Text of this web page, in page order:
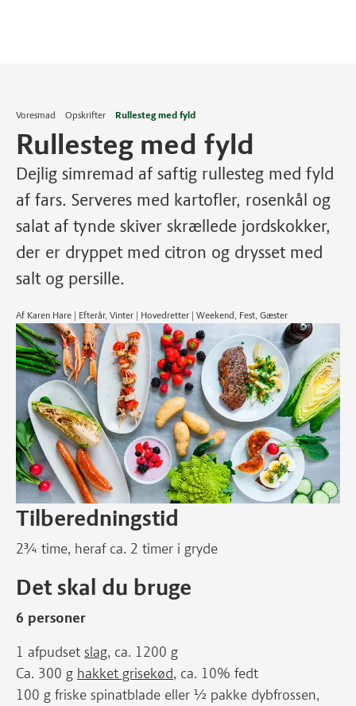
Voresmad Opskrifter Rullesteg med fyld
Rullesteg med fyld
Dejlig simremad af saftig rullesteg med fyld
af fars. Serveres med kartofler, rosenkål og
salat af tynde skiver skrællede jordskokker,
der er dryppet med citron og drysset med
salt og persille.
Af Karen Hare | Efterår, Vinter | Hovedretter | Weekend, Fest, Gæster
Tilberedningstid
2¾ time, heraf ca. 2 timer i gryde
Det skal du bruge
6 personer
1 afpudset slag, ca. 1200 g
Ca. 300 g hakket grisekød, ca. 10% fedt
100 g friske spinatblade eller ½ pakke dybfrossen,